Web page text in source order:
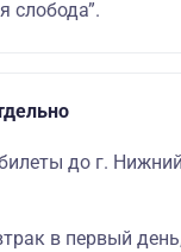
слобода”.
до г.
в первый